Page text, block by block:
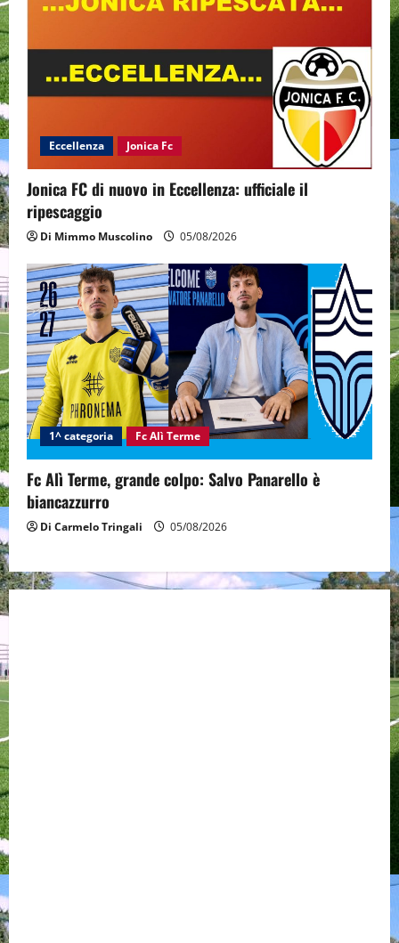
Eccellenza Jonica Fc
Jonica FC di nuovo in Eccellenza: ufficiale il
ripescaggio
Di Mimmo Muscolino 05/08/2026
1^ categoria Fc Alì Terme
Fc Alì Terme, grande colpo: Salvo Panarello è
biancazzurro
Di Carmelo Tringali 05/08/2026